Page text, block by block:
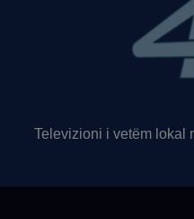
Televizioni i vetëm lokal